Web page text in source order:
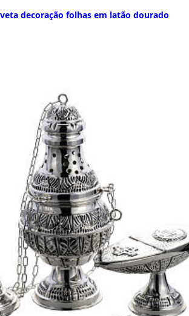
decoração folhas em latão dourado